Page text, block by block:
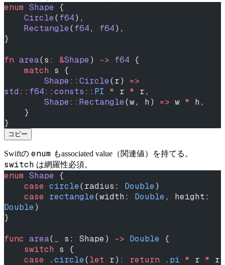
enum Shape {
    Circle
(f64),
    Rectangle
(f64, f64),
}
fn area(s : &Shape) -> f64 {
    match
s {
        Shape
::Circle(r) =>
std :: f64::consts :: PI * r * r,
        Shape
::Rectangle(w, h) => w * h,
    }
}
コピー
Swiftの enum もassociated value（関連値）を持てる。
switch は網羅性必須。
enum Shape {
    case
circle(radius: Double)
    case
rectangle(width: Double
Double)
}
func area( s: Shape) -> Double {
    switch
s {
    case
. circle(let r) : return . pi * r * r